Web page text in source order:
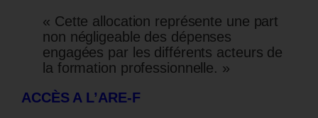
« Cette allocation représente une part
non négligeable des dépenses
engagées par les différents acteurs de
la formation professionnelle. »
ACCÈS A L’ARE-F